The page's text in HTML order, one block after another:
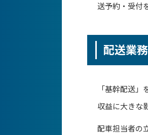
送予約・受付
配送業
「基幹配送
収益に大きな
配車担当者の